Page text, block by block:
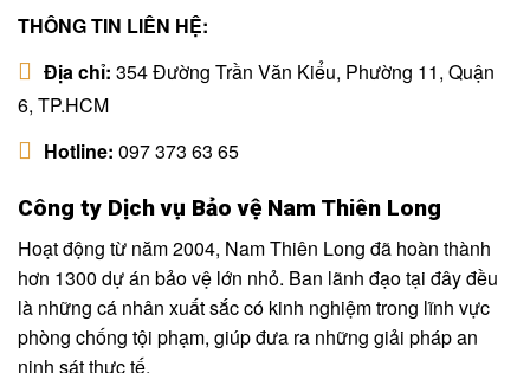
THÔNG TIN LIÊN HỆ:
Địa chỉ: 354 Đường Trần Văn Kiểu, Phường 11, Quận
6, TP.HCM
Hotline: 097 373 63 65
Công ty Dịch vụ Bảo vệ Nam Thiên Long
Hoạt động từ năm 2004, Nam Thiên Long đã hoàn thành
hơn 1300 dự án bảo vệ lớn nhỏ. Ban lãnh đạo tại đây đều
là những cá nhân xuất sắc có kinh nghiệm trong lĩnh vực
phòng chống tội phạm, giúp đưa ra những giải pháp an
ninh sát thực tế.